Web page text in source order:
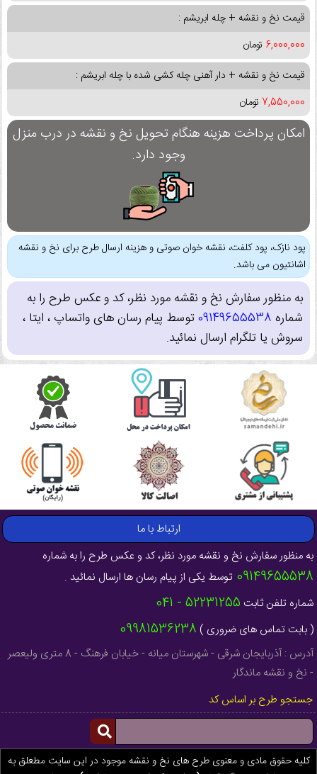
قیمت نخ و نقشه + چله ابریشم :
6,000,000 تومان
قیمت نخ و نقشه + دار آهنی چله کشی شده با چله ابریشم :
7,550,000 تومان
امکان پرداخت هزینه هنگام تحویل نخ و نقشه در درب منزل
وجود دارد.
پود نازک، پود کلفت، نقشه خوان صوتی و هزینه ارسال طرح برای نخ و نقشه
اشانتیون می باشد.
به منظور سفارش نخ و نقشه مورد نظر، کد و عکس طرح را به
شماره 09149655538توسط پیام رسان های واتساپ ، ایتا ،
سروش یا تلگرام ارسال نمائید.
ارتباط با ما
به منظور سفارش نخ و نقشه مورد نظر، کد و عکس طرح را به شماره
09149655538 توسط یکی از پیام رسان ها ارسال نمائید .
شماره تلفن ثابت 52231255 - 041
( بابت تماس های ضروری ) 09981536238
آدرس : آذربایجان شرقی - شهرستان میانه - خیابان فرهنگ - 8 متری ولیعصر
- نخ و نقشه ماندگار
جستجو طرح بر اساس کد
کلیه حقوق مادی و معنوی طرح های نخ و نقشه موجود در این سایت مطعلق به